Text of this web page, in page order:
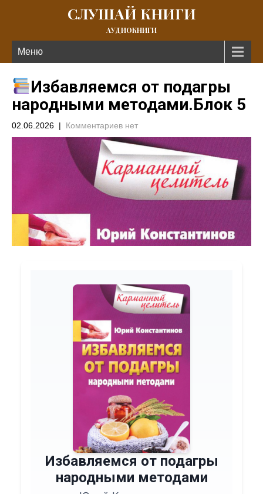
СЛУШАЙ КНИГИ
АУДИОКНИГИ
Меню
Избавляемся от подагры
народными методами.Блок 5
02.06.2026 | Комментариев нет
Избавляемся от подагры
народными методами